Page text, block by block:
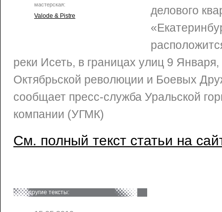
мастерская:
Valode & Pistre
делового
реки Исеть, в границах улиц 9
Октябрьской революции и Боевых
сообщает пресс-служба Уральской
компании (УГМК)
См. полный текст статьи на
другие тексты: